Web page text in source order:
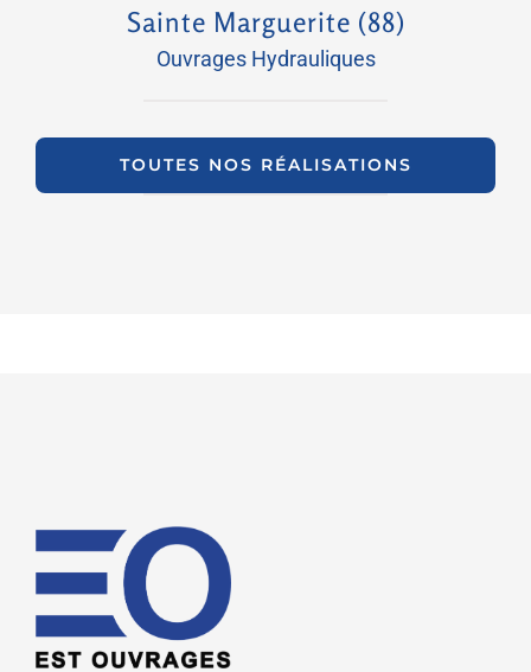
Sainte Marguerite (88)
Ouvrages Hydrauliques
TOUTES NOS RÉALISATIONS